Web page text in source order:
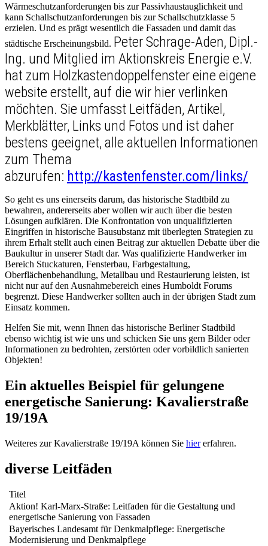
Wärmeschutzanforderungen bis zur Passivhaustauglichkeit und
kann Schallschutzanforderungen bis zur Schallschutzklasse 5
erzielen. Und es prägt wesentlich die Fassaden und damit das
städtische Erscheinungsbild. Peter Schrage-Aden, Dipl.-
Ing. und Mitglied im Aktionskreis Energie e.V.
hat zum Holzkastendoppelfenster eine eigene
website erstellt, auf die wir hier verlinken
möchten. Sie umfasst Leitfäden, Artikel,
Merkblätter, Links und Fotos und ist daher
bestens geeignet, alle aktuellen Informationen
zum Thema
abzurufen: http://kastenfenster.com/links/
So geht es uns einerseits darum, das historische Stadtbild zu
bewahren, andererseits aber wollen wir auch über die besten
Lösungen aufklären. Die Konfrontation von unqualifizierten
Eingriffen in historische Bausubstanz mit überlegten Strategien zu
ihrem Erhalt stellt auch einen Beitrag zur aktuellen Debatte über die
Baukultur in unserer Stadt dar. Was qualifizierte Handwerker im
Bereich Stuckaturen, Fensterbau, Farbgestaltung,
Oberflächenbehandlung, Metallbau und Restaurierung leisten, ist
nicht nur auf den Ausnahmebereich eines Humboldt Forums
begrenzt. Diese Handwerker sollten auch in der übrigen Stadt zum
Einsatz kommen.
Helfen Sie mit, wenn Ihnen das historische Berliner Stadtbild
ebenso wichtig ist wie uns und schicken Sie uns gern Bilder oder
Informationen zu bedrohten, zerstörten oder vorbildlich sanierten
Objekten!
Ein aktuelles Beispiel für gelungene
energetische Sanierung: Kavalierstraße
19/19A
Weiteres zur Kavalierstraße 19/19A können Sie hiererfahren.
diverse Leitfäden
Titel
Aktion! Karl-Marx-Straße: Leitfaden für die Gestaltung und
energetische Sanierung von Fassaden
Bayerisches Landesamt für Denkmalpflege: Energetische
Modernisierung und Denkmalpflege